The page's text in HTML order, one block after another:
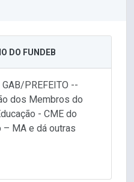
DO FUNDEB
PREFEITO --
dos Membros do
- CME do
MA e dá outras